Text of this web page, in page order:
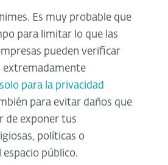
Es muy probable que
para limitar lo que las
pueden verificar
extremadamente
para la privacidad
para evitar daños que
de exponer tus
políticas o
espacio público.